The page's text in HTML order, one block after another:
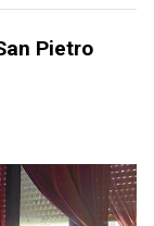
Pietro